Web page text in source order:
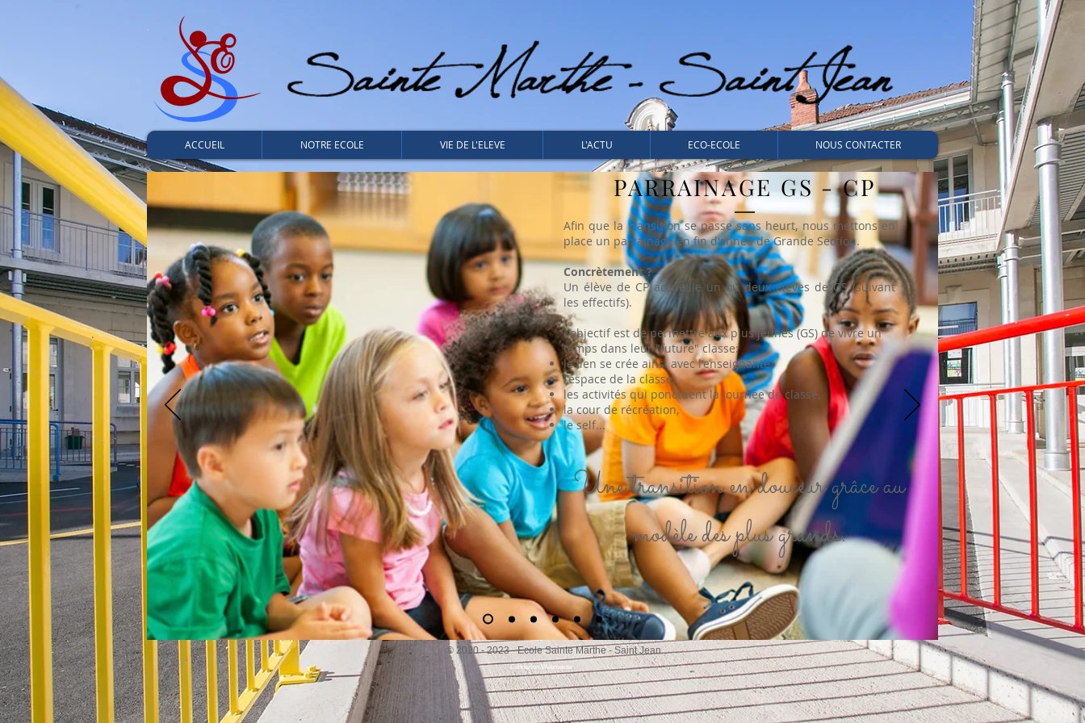
ACCUEIL NOTRE ECOLE VIE DE L'ELEVE L'ACTU ECO-ECOLE NOUS CONTACTER
PARRAINAGE GS - CP
Afin que la transition se passe sans heurt, nous mettons en
place un parrainage en fin d'année de Grande Section.
Concrètement ?
Un élève de CP accueille un ou deux élèves de GS (suivant
les effectifs).
L'objectif est de permettre aux plus jeunes (GS) de vivre un
temps dans leur "future" classe:
le lien se crée ainsi avec l'enseignante,
l'espace de la classe,
les activités qui ponctuent la journée de classe,
la cour de récréation,
le self...
Une transition en douceur grâce au
modèle des plus grands.
© 2020 - 2023 - Ecole Sainte Marthe - Saint Jean
Connexion Webmaster